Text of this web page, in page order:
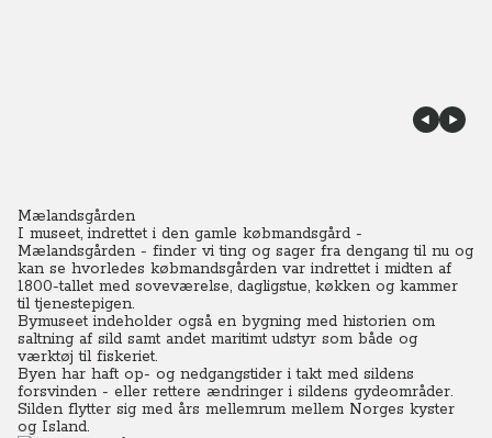
Mælandsgården
I museet, indrettet i den gamle købmandsgård -
Mælandsgården - finder vi ting og sager fra dengang til nu og
kan se hvorledes købmandsgården var indrettet i midten af
1800-tallet med soveværelse, dagligstue, køkken og kammer
til tjenestepigen.
Bymuseet indeholder også en bygning med historien om
saltning af sild samt andet maritimt udstyr som både og
værktøj til fiskeriet.
Byen har haft op- og nedgangstider i takt med sildens
forsvinden - eller rettere ændringer i sildens gydeområder.
Silden flytter sig med års mellemrum mellem Norges kyster
og Island.